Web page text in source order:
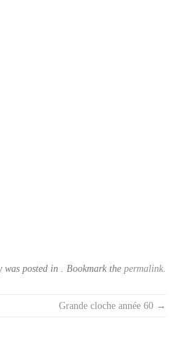
was posted in . Bookmark the permalink.
Grande cloche année 60 →